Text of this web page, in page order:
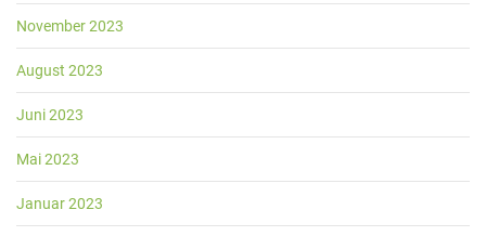
November 2023
August 2023
Juni 2023
Mai 2023
Januar 2023